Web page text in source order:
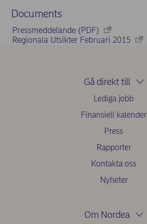
Documents
Pressmeddelande (PDF)
Regionala Utsikter Februari 2015
Gå direkt till
Lediga jobb
Finansiell kalender
Press
Rapporter
Kontakta oss
Nyheter
Om Nordea